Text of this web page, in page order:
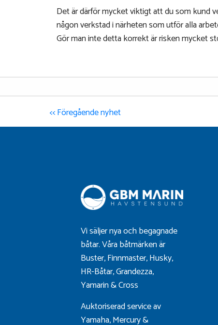
Det är därför mycket viktigt att du som kund
någon verkstad i närheten som utför alla
Gör man inte detta korrekt är risken mycket
<< Föregående nyhet
Vi säljer nya och begagnade
båtar. Våra båtmärken är
Buster,Finnmaster,Husky,
HR-Båtar,Grandezza,
Yamarin&Cross
Auktoriserad service av
Yamaha, Mercury &